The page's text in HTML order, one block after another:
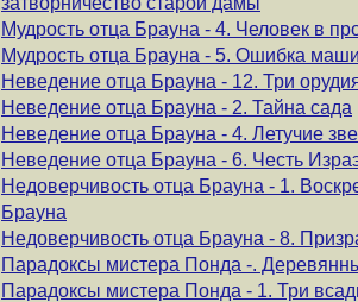
Мудрость отца Брауна - 4. Человек в
Мудрость отца Брауна - 5. Ошибка
Неведение отца Брауна - 12. Три
Неведение отца Брауна - 2. Тайна сада
Неведение отца Брауна - 4. Летучие
Неведение отца Брауна - 6. Честь
Недоверчивость отца Брауна - 1.
Брауна
Недоверчивость отца Брауна - 8.
Парадоксы мистера Понда -.
Парадоксы мистера Понда - 1. Три